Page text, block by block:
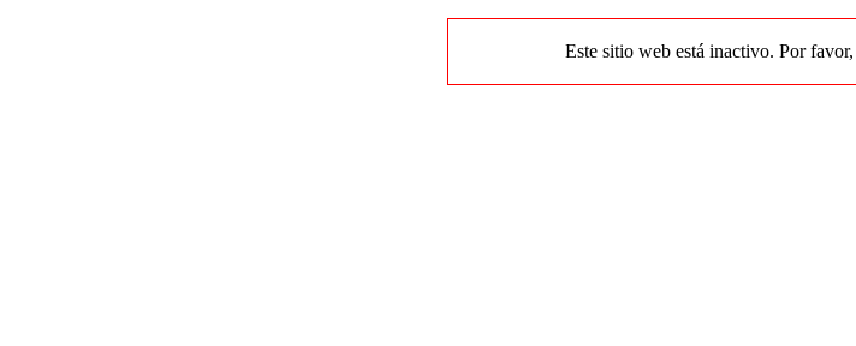
Este sitio web está inactivo. Por